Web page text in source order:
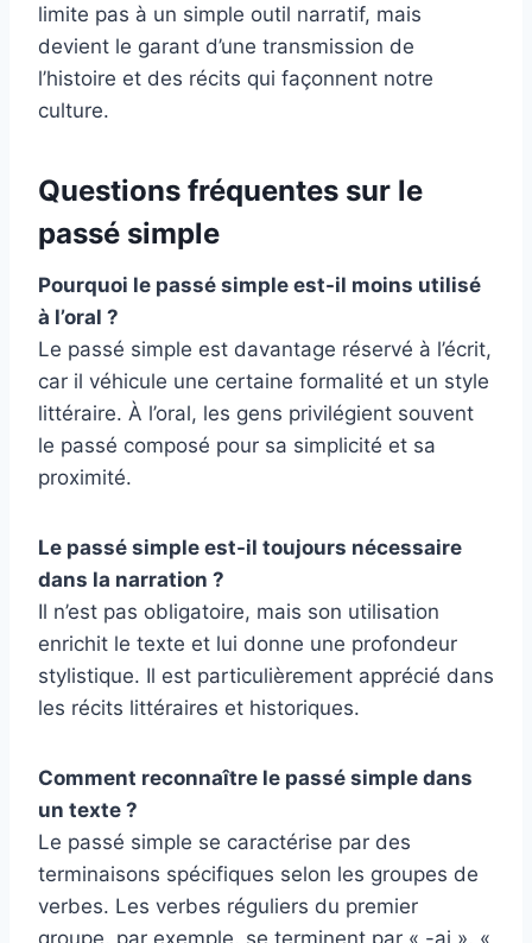
limite pas à un simple outil narratif, mais
devient le garant d’une transmission de
l’histoire et des récits qui façonnent notre
culture.
Questions fréquentes sur le
passé simple
Pourquoi le passé simple est-il moins utilisé
à l’oral ?
Le passé simple est davantage réservé à l’écrit,
car il véhicule une certaine formalité et un style
littéraire. À l’oral, les gens privilégient souvent
le passé composé pour sa simplicité et sa
proximité.
Le passé simple est-il toujours nécessaire
dans la narration ?
Il n’est pas obligatoire, mais son utilisation
enrichit le texte et lui donne une profondeur
stylistique. Il est particulièrement apprécié dans
les récits littéraires et historiques.
Comment reconnaître le passé simple dans
un texte ?
Le passé simple se caractérise par des
terminaisons spécifiques selon les groupes de
verbes. Les verbes réguliers du premier